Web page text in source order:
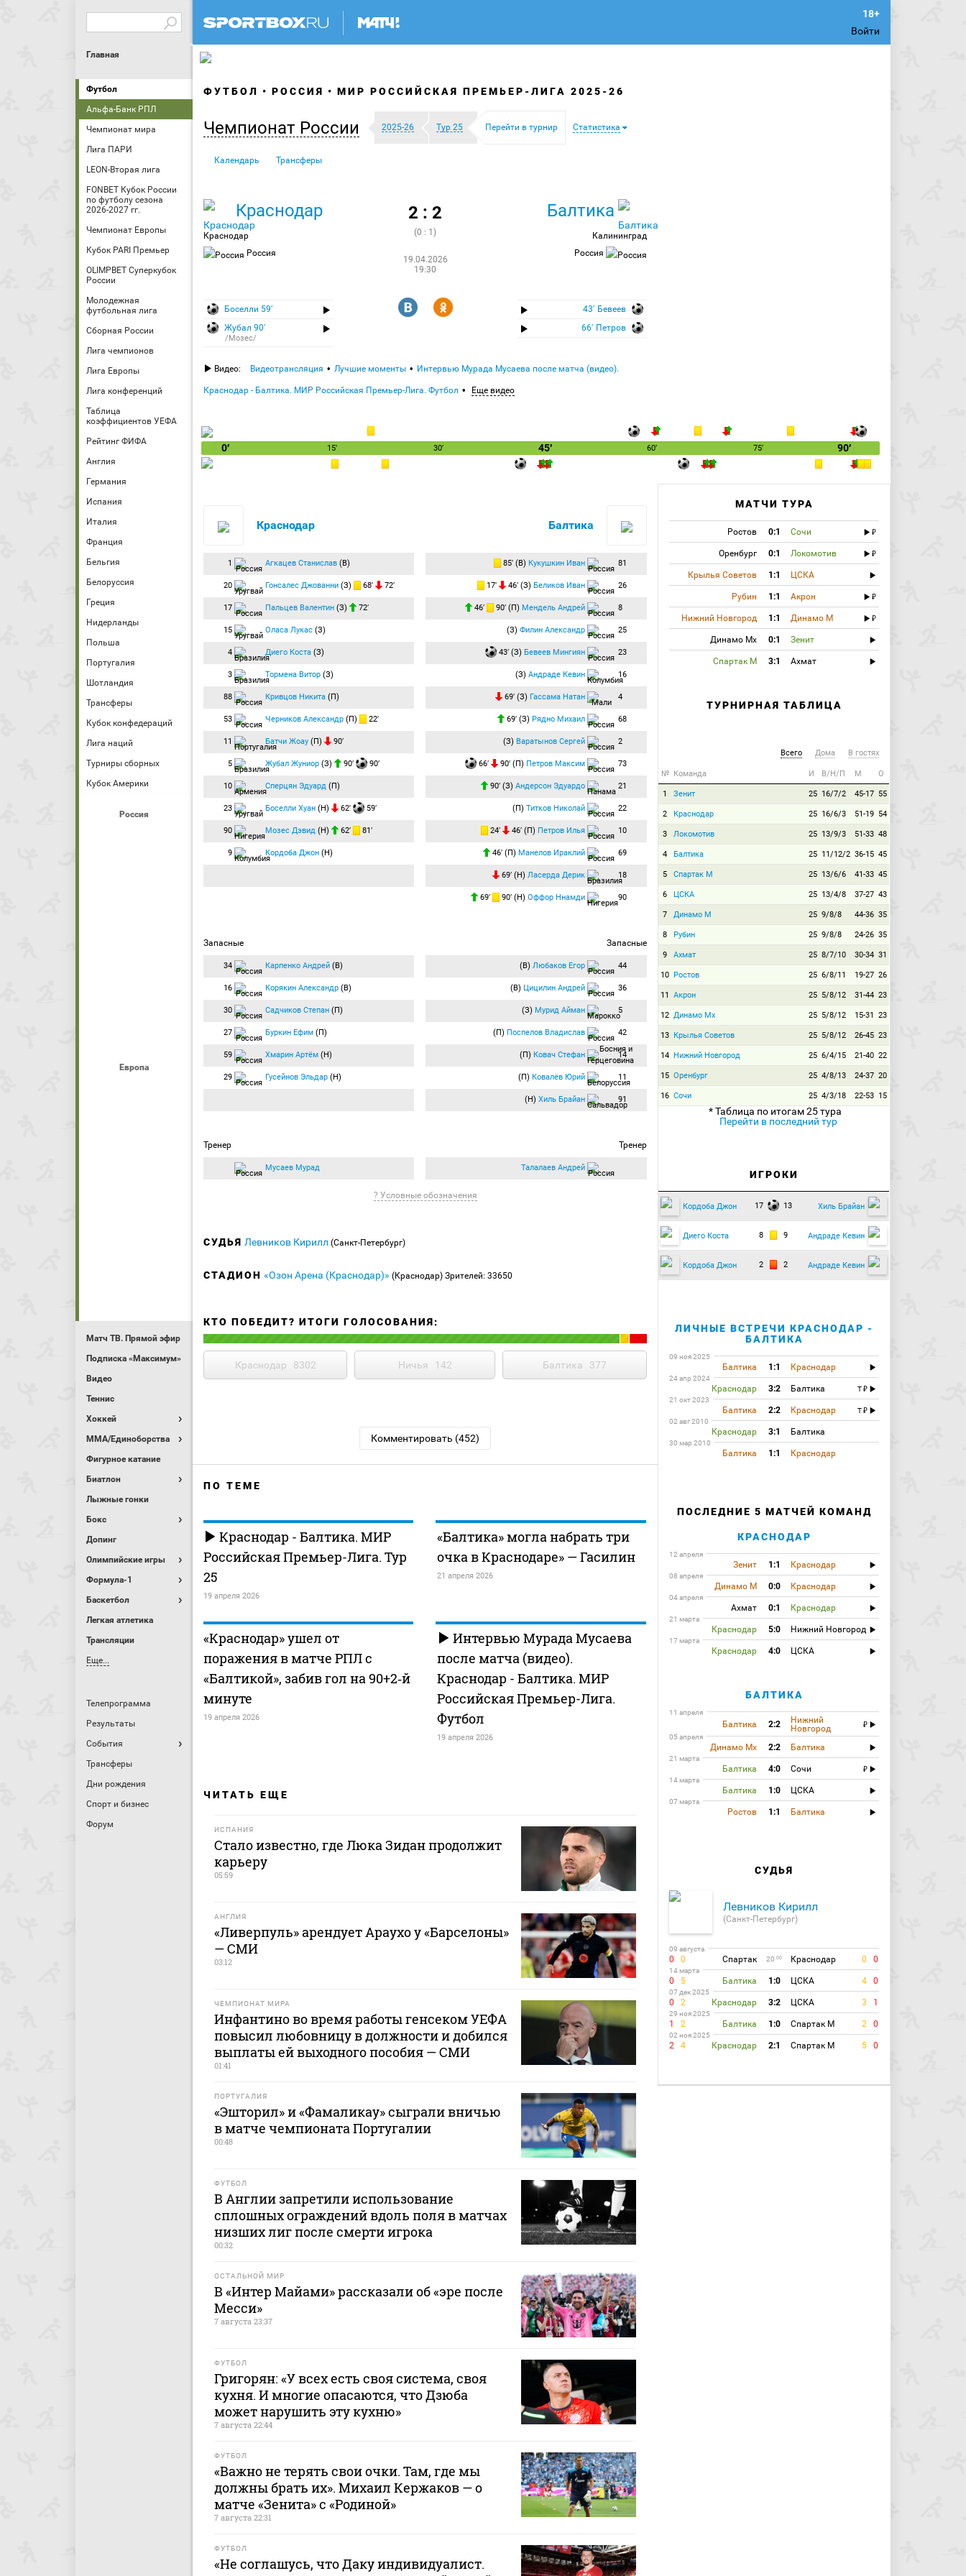
Войти
Главная
Футбол
Альфа-Банк РПЛ
Чемпионат мира
Лига ПАРИ
LEON-Вторая лига
FONBET Кубок России
по футболу сезона
2026-2027 гг.
Чемпионат Европы
Кубок PARI Премьер
OLIMPBET Суперкубок
России
Молодежная
футбольная лига
Сборная России
Лига чемпионов
Лига Европы
Лига конференций
Таблица
коэффициентов УЕФА
Рейтинг ФИФА
Англия
Германия
Испания
Италия
Франция
Бельгия
Белоруссия
Греция
Нидерланды
Польша
Португалия
Шотландия
Трансферы
Кубок конфедераций
Лига наций
Турниры сборных
Кубок Америки
Россия
Европа
Матч ТВ. Прямой эфир
Подписка «Максимум»
Видео
Теннис
Хоккей
MMA/Единоборства
Фигурное катание
Биатлон
Лыжные гонки
Бокс
Допинг
Олимпийские игры
Формула-1
Баскетбол
Легкая атлетика
Трансляции
Еще...
Телепрограмма
Результаты
События
Трансферы
Дни рождения
Спорт и бизнес
Форум
ФУТБОЛ РОССИЯ МИР РОССИЙСКАЯ ПРЕМЬЕР-ЛИГА 2025-26
Чемпионат России 2025-26 Тур 25 Перейти в турнир Статистика
Календарь Трансферы
Краснодар
Краснодар
Россия
2 : 2
(0 : 1)
19.04.2026
19:30
Балтика
Калининград
Россия
Боселли 59′
Жубал 90′
/Мозес/
R Y
43′ Бевеев
66′ Петров
Видео: Видеотрансляция Лучшие моменты Интервью Мурада Мусаева после матча (видео).
Краснодар - Балтика. МИР Российская Премьер-Лига. Футбол Еще видео
0′ 15′ 30′ 45′ 60′ 75′ 90′
Краснодар
1 Агкацев Станислав (В)
20 Гонсалес Джованни (З) 68′ 72′
17 Пальцев Валентин (З) 72′
15 Оласа Лукас (З)
4 Диего Коста (З)
3 Тормена Витор (З)
88 Кривцов Никита (П)
53 Черников Александр (П) 22′
11 Батчи Жоау (П) 90′
5 Жубал Жуниор (З) 90′ 90′
10 Сперцян Эдуард (П)
23 Боселли Хуан (Н) 62′ 59′
90 Мозес Дэвид (Н) 62′ 81′
9 Кордоба Джон (Н)
Запасные
34 Карпенко Андрей (В)
16 Корякин Александр (В)
30 Садчиков Степан (П)
27 Буркин Ефим (П)
59 Хмарин Артём (Н)
29 Гусейнов Эльдар (Н)
Тренер
Мусаев Мурад
Балтика
85′ (В) Кукушкин Иван 81
17′ 46′ (З) Беликов Иван 26
46′ 90′ (П) Мендель Андрей 8
(З) Филин Александр 25
43′ (З) Бевеев Мингиян 23
(З) Андраде Кевин 16
69′ (З) Гассама Натан 4
69′ (З) Рядно Михаил 68
(З) Варатынов Сергей 2
66′ 90′ (П) Петров Максим 73
90′ (З) Андерсон Эдуардо 21
(П) Титков Николай 22
24′ 46′ (П) Петров Илья 10
46′ (П) Манелов Ираклий 69
69′ (Н) Ласерда Дерик 18
69′ 90′ (Н) Оффор Ннамди 90
Запасные
(В) Любаков Егор 44
(В) Цицилин Андрей 36
(З) Мурид Айман 5
(П) Поспелов Владислав 42
(П) Ковач Стефан 14
(П) Ковалёв Юрий 11
(Н) Хиль Брайан 91
Тренер
Талалаев Андрей
? Условные обозначения
СУДЬЯ Левников Кирилл (Санкт-Петербург)
СТАДИОН «Озон Арена (Краснодар)» (Краснодар) Зрителей: 33650
КТО ПОБЕДИТ? ИТОГИ ГОЛОСОВАНИЯ:
Краснодар 8302 Ничья 142 Балтика 377
Комментировать (452)
ПО ТЕМЕ
Краснодар - Балтика. МИР
Российская Премьер-Лига. Тур
25
19 апреля 2026
«Балтика» могла набрать три
очка в Краснодаре» — Гасилин
21 апреля 2026
«Краснодар» ушел от
поражения в матче РПЛ с
«Балтикой», забив гол на 90+2‑й
минуте
19 апреля 2026
Интервью Мурада Мусаева
после матча (видео).
Краснодар - Балтика. МИР
Российская Премьер-Лига.
Футбол
19 апреля 2026
ЧИТАТЬ ЕЩЕ
ИСПАНИЯ
Стало известно, где Люка Зидан продолжит
карьеру
05:59
АНГЛИЯ
«Ливерпуль» арендует Араухо у «Барселоны»
— СМИ
03:12
ЧЕМПИОНАТ МИРА
Инфантино во время работы генсеком УЕФА
повысил любовницу в должности и добился
выплаты ей выходного пособия — СМИ
01:41
ПОРТУГАЛИЯ
«Эшторил» и «Фамаликау» сыграли вничью
в матче чемпионата Португалии
00:48
ФУТБОЛ
В Англии запретили использование
сплошных ограждений вдоль поля в матчах
низших лиг после смерти игрока
00:32
ОСТАЛЬНОЙ МИР
В «Интер Майами» рассказали об «эре после
Месси»
7 августа 23:37
ФУТБОЛ
Григорян: «У всех есть своя система, своя
кухня. И многие опасаются, что Дзюба
может нарушить эту кухню»
7 августа 22:44
ФУТБОЛ
«Важно не терять свои очки. Там, где мы
должны брать их». Михаил Кержаков — о
матче «Зенита» с «Родиной»
7 августа 22:31
ФУТБОЛ
«Не соглашусь, что Даку индивидуалист.
МАТЧИ ТУРА
Ростов 0:1 Сочи
Оренбург 0:1 Локомотив
Крылья Советов 1:1 ЦСКА
Рубин 1:1 Акрон
Нижний Новгород 1:1 Динамо М
Динамо Мх 0:1 Зенит
Спартак М 3:1 Ахмат
ТУРНИРНАЯ ТАБЛИЦА
Всего Дома В гостях
№ Команда И В/Н/П М О
1 Зенит 25 16/7/2 45-17 55
2 Краснодар 25 16/6/3 51-19 54
3 Локомотив 25 13/9/3 51-33 48
4 Балтика 25 11/12/2 36-15 45
5 Спартак М 25 13/6/6 41-33 45
6 ЦСКА 25 13/4/8 37-27 43
7 Динамо М 25 9/8/8 44-36 35
8 Рубин 25 9/8/8 24-26 35
9 Ахмат 25 8/7/10 30-34 31
10 Ростов 25 6/8/11 19-27 26
11 Акрон 25 5/8/12 31-44 23
12 Динамо Мх 25 5/8/12 15-31 23
13 Крылья Советов 25 5/8/12 26-45 23
14 Нижний Новгород 25 6/4/15 21-40 22
15 Оренбург 25 4/8/13 24-37 20
16 Сочи 25 4/3/18 22-53 15
* Таблица по итогам 25 тура
Перейти в последний тур
ИГРОКИ
Кордоба Джон 17 13 Хиль Брайан
Диего Коста 8 9 Андраде Кевин
Кордоба Джон 2 2 Андраде Кевин
ЛИЧНЫЕ ВСТРЕЧИ КРАСНОДАР -
БАЛТИКА
09 ноя 2025
Балтика 1:1 Краснодар
24 апр 2024
Краснодар 3:2 Балтика
T
21 окт 2023
Балтика 2:2 Краснодар
T
02 авг 2010
Краснодар 3:1 Балтика
30 мар 2010
Балтика 1:1 Краснодар
ПОСЛЕДНИЕ 5 МАТЧЕЙ КОМАНД
КРАСНОДАР
12 апреля
Зенит 1:1 Краснодар
08 апреля
Динамо М 0:0 Краснодар
04 апреля
Ахмат 0:1 Краснодар
21 марта
Краснодар 5:0 Нижний Новгород
17 марта
Краснодар 4:0 ЦСКА
БАЛТИКА
11 апреля
Балтика 2:2
Нижний
Новгород
05 апреля
Динамо Мх 2:2 Балтика
21 марта
Балтика 4:0 Сочи
14 марта
Балтика 1:0 ЦСКА
07 марта
Ростов 1:1 Балтика
СУДЬЯ
Левников Кирилл
(Санкт-Петербург)
09 августа
0 0 Спартак 20 00 Краснодар 0 0
14 марта
0 5 Балтика 1:0 ЦСКА 4 0
07 дек 2025
0 2 Краснодар 3:2 ЦСКА 3 1
29 ноя 2025
1 2 Балтика 1:0 Спартак М 2 0
02 ноя 2025
2 4 Краснодар 2:1 Спартак М 5 0